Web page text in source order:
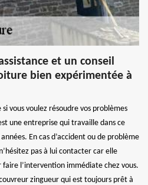
et un conseil
bien expérimentée à
vous voulez résoudre vos problèmes
une entreprise qui travaille dans ce
En cas d’accident ou de problème
pas à lui contacter car elle
faire l’intervention immédiate chez vous.
zingueur qui est toujours prêt à